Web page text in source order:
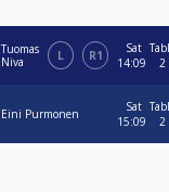
Tuomas
Niva
L R1
Sat
14:09
2
Eini Purmonen
Sat
15:09
2